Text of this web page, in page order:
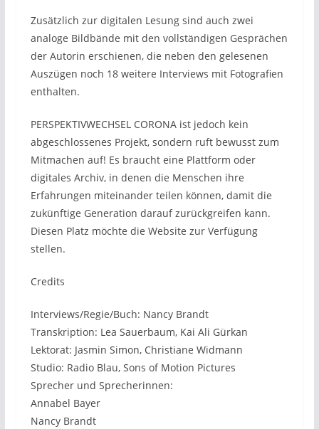
Zusätzlich zur digitalen Lesung sind auch zwei
analoge Bildbände mit den vollständigen Gesprächen
der Autorin erschienen, die neben den gelesenen
Auszügen noch 18 weitere Interviews mit Fotografien
enthalten.
PERSPEKTIVWECHSEL CORONA ist jedoch kein
abgeschlossenes Projekt, sondern ruft bewusst zum
Mitmachen auf! Es braucht eine Plattform oder
digitales Archiv, in denen die Menschen ihre
Erfahrungen miteinander teilen können, damit die
zukünftige Generation darauf zurückgreifen kann.
Diesen Platz möchte die Website zur Verfügung
stellen.
Credits
Interviews/Regie/Buch: Nancy Brandt
Transkription: Lea Sauerbaum, Kai Ali Gürkan
Lektorat: Jasmin Simon, Christiane Widmann
Studio: Radio Blau, Sons of Motion Pictures
Sprecher und Sprecherinnen:
Annabel Bayer
Nancy Brandt